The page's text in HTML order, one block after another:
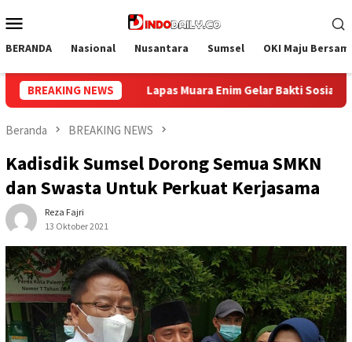
ke
Mobile
BERANDA Nasional Nusantara Sumsel OKI Maju
BREAKING NEWS
Sosial Donor Darah dalam Rangka Memperingati HUT ke-
Beranda BREAKING NEWS
Kadisdik Sumsel Dorong Semua SMKN
dan Swasta Untuk Perkuat Kerjasama
Reza Fajri
13 Oktober 2021